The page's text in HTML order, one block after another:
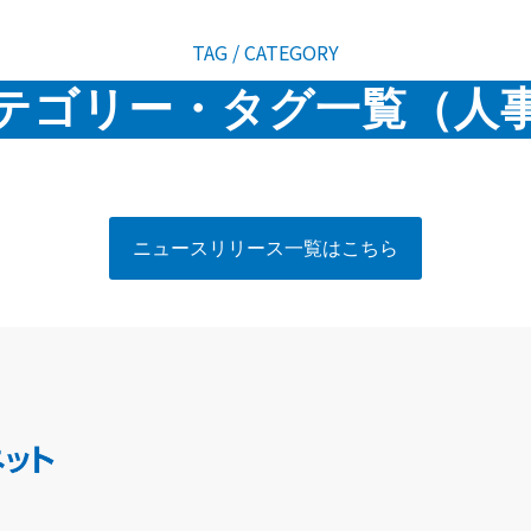
TAG / CATEGORY
ゴリー・タグ一覧（人
ニュースリリース一覧はこちら